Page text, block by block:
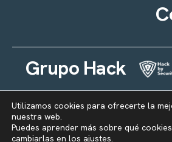
Grupo Hack
By Security
Utilizamos cookies para ofrecerte la
nuestra web.
Puedes aprender más sobre qué
cambiarlas en los ajustes.